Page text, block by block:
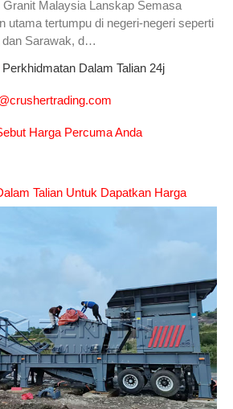
Malaysia Lanskap Semasa
utama tertumpu di negeri-negeri seperti
dan Sarawak, d…
Perkhidmatan Dalam Talian 24j
Harga Percuma Anda
Talian Untuk Dapatkan Harga